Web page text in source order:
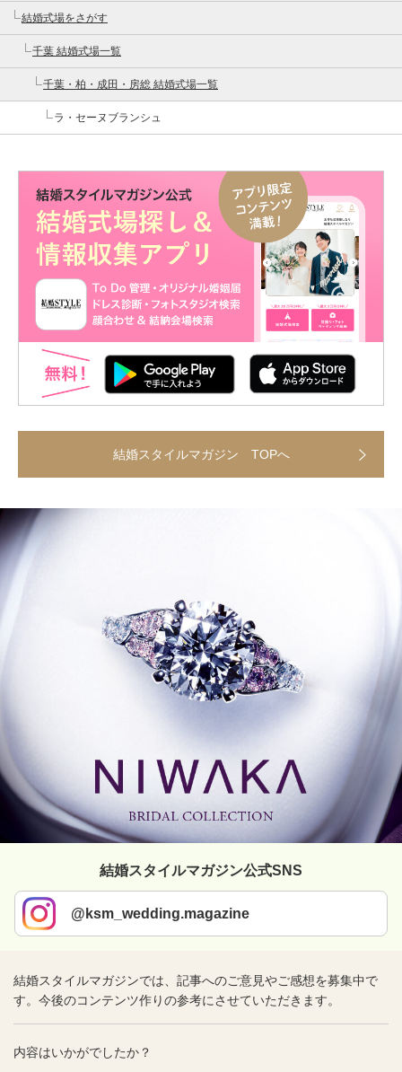
結婚式場をさがす
千葉 結婚式場一覧
千葉・柏・成田・房総 結婚式場一覧
ラ・セーヌブランシュ
結婚スタイルマガジン TOPへ
結婚スタイルマガジン公式SNS
@ksm_wedding.magazine
結婚スタイルマガジンでは、記事へのご意見やご感想を募集中で
す。今後のコンテンツ作りの参考にさせていただきます。
内容はいかがでしたか？